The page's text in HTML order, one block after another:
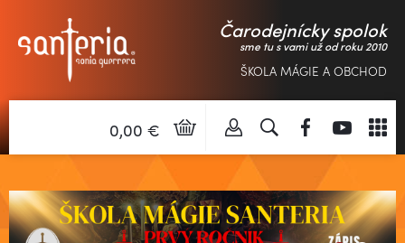
Čarodejnícky spolok
sme tu s vami už od roku 2010
ŠKOLA MÁGIE A OBCHOD
0,00 €